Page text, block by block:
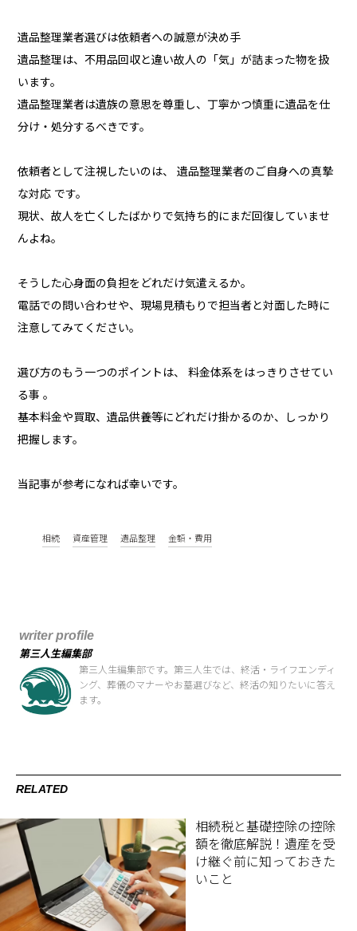
遺品整理業者選びは依頼者への誠意が決め手
遺品整理は、不用品回収と違い故人の「気」が詰まった物を扱
います。
遺品整理業者は遺族の意思を尊重し、丁寧かつ慎重に遺品を仕
分け・処分するべきです。
依頼者として注視したいのは、 遺品整理業者のご自身への真摯
な対応 です。
現状、故人を亡くしたばかりで気持ち的にまだ回復していませ
んよね。
そうした心身面の負担をどれだけ気遣えるか。
電話での問い合わせや、現場見積もりで担当者と対面した時に
注意してみてください。
選び方のもう一つのポイントは、 料金体系をはっきりさせてい
る事 。
基本料金や買取、遺品供養等にどれだけ掛かるのか、しっかり
把握します。
当記事が参考になれば幸いです。
相続 資産管理 遺品整理 金額・費用
writer profile
第三人生編集部
第三人生編集部です。第三人生では、終活・ライフエンディ
ング、葬儀のマナーやお墓選びなど、終活の知りたいに答え
ます。
RELATED
相続税と基礎控除の控除
額を徹底解説！遺産を受
け継ぐ前に知っておきた
いこと